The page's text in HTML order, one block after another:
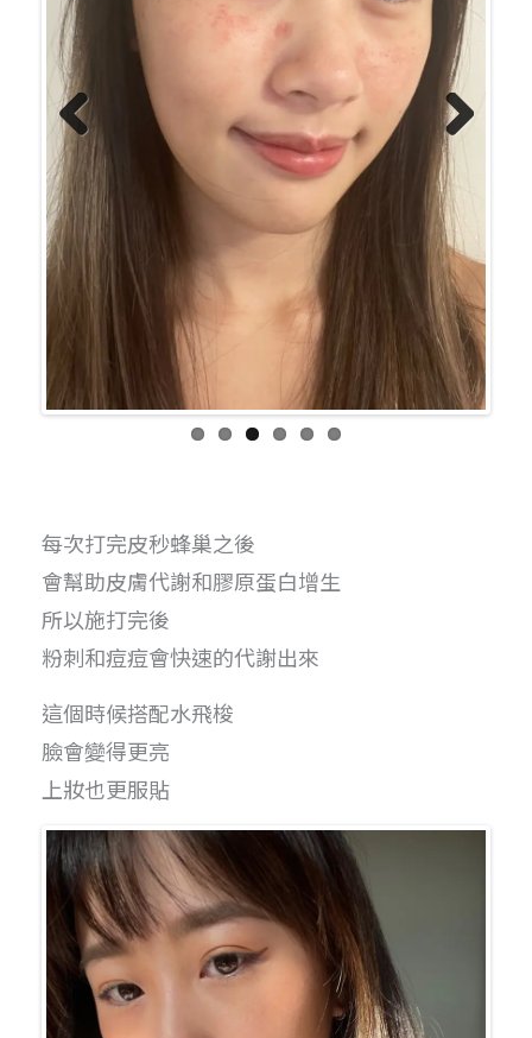
Previo
us
Next
每次打完皮秒蜂巢之後
會幫助皮膚代謝和膠原蛋白增生
所以施打完後
粉刺和痘痘會快速的代謝出來
這個時候搭配水飛梭
臉會變得更亮
上妝也更服貼